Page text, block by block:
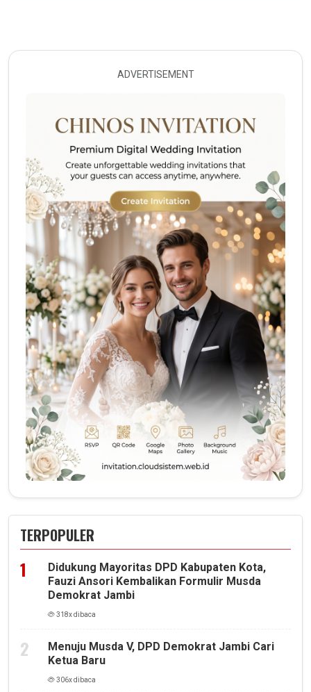
ADVERTISEMENT
TERPOPULER
Didukung Mayoritas DPD Kabupaten Kota,
Fauzi Ansori Kembalikan Formulir Musda
Demokrat Jambi
318x dibaca
Menuju Musda V, DPD Demokrat Jambi Cari
Ketua Baru
306x dibaca